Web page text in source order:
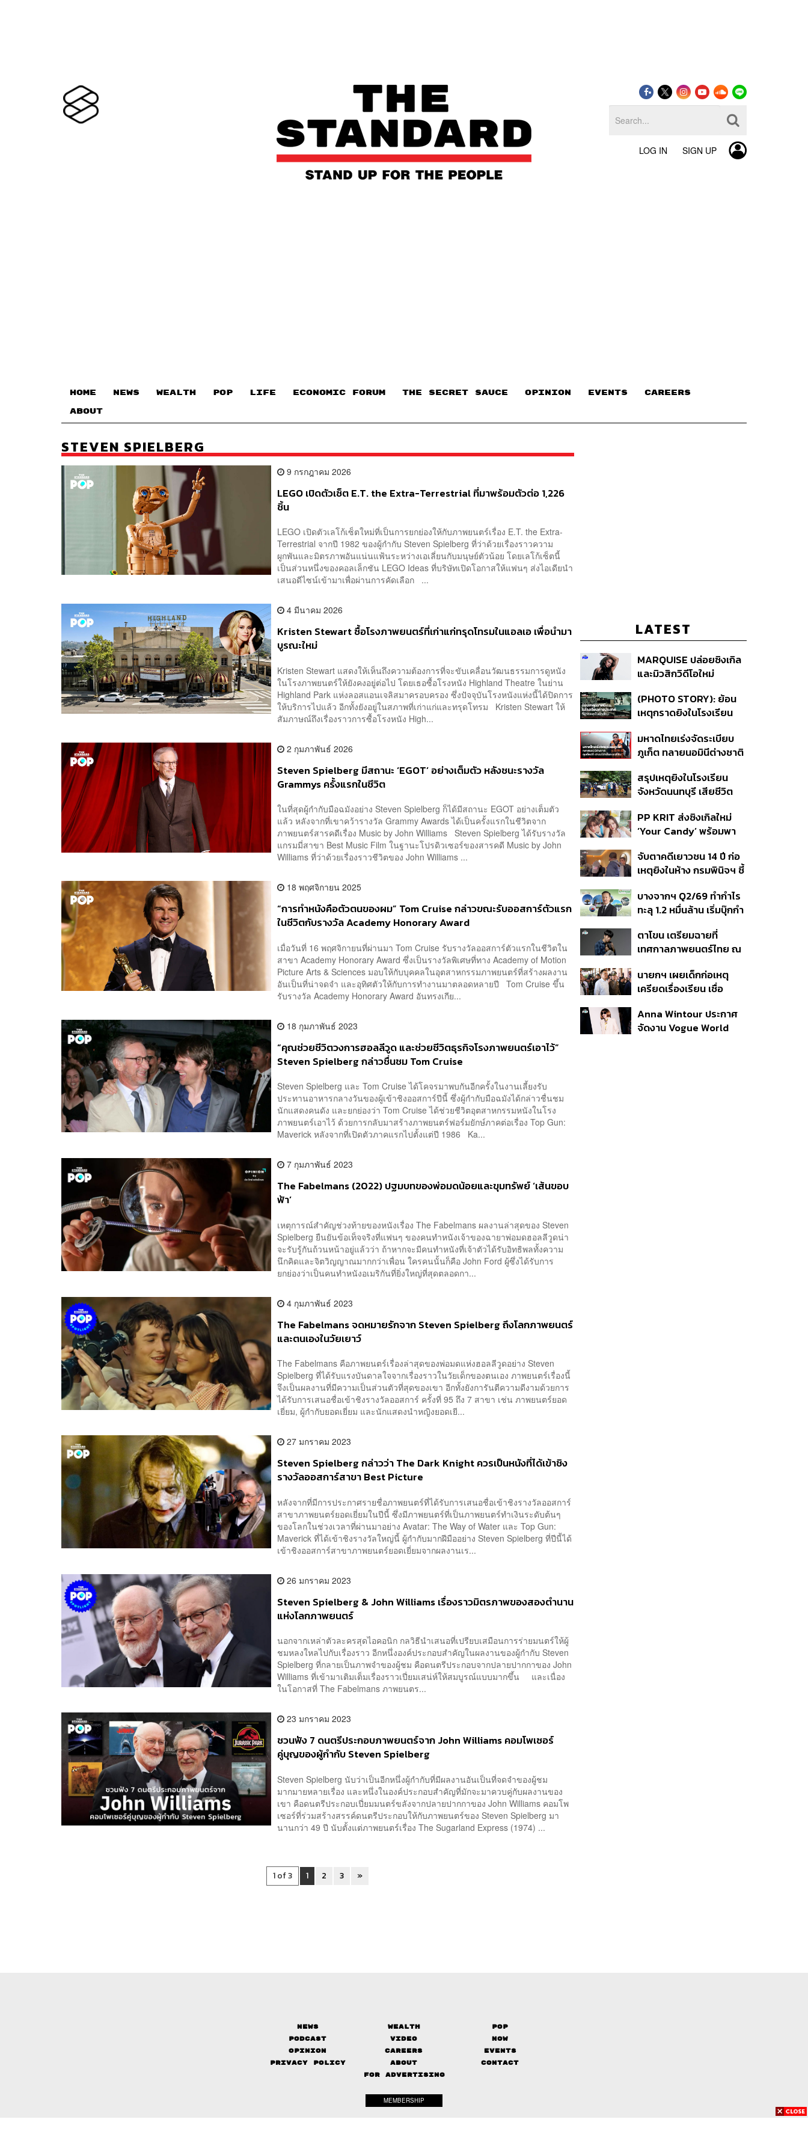
LOG IN SIGN UP
HOME NEWS WEALTH POP LIFE ECONOMIC FORUM THE SECRET SAUCE​ OPINION EVENTS CAREERS
ABOUT
STEVEN SPIELBERG
9 กรกฎาคม 2026
LEGO เปิดตัวเซ็ต E.T. the Extra-Terrestrial ที่มาพร้อมตัวต่อ 1,226
ชิ้น
LEGO เปิดตัวเลโก้เซ็ตใหม่ที่เป็นการยกย่องให้กับภาพยนตร์เรื่อง E.T. the Extra-
Terrestrial จากปี 1982 ของผู้กำกับ Steven Spielberg ที่ว่าด้วยเรื่องราวความ
ผูกพันและมิตรภาพอันแน่นแฟ้นระหว่างเอเลี่ยนกับมนุษย์ตัวน้อย โดยเลโก้เซ็ตนี้
เป็นส่วนหนึ่งของคอลเล็กชัน LEGO Ideas ที่บริษัทเปิดโอกาสให้แฟนๆ ส่งไอเดียนำ
เสนอดีไซน์เข้ามาเพื่อผ่านการคัดเลือก ...
4 มีนาคม 2026
Kristen Stewart ซื้อโรงภาพยนตร์ที่เก่าแก่ทรุดโทรมในแอลเอ เพื่อนำมา
บูรณะใหม่
Kristen Stewart แสดงให้เห็นถึงความต้องการที่จะขับเคลื่อนวัฒนธรรมการดูหนัง
ในโรงภาพยนตร์ให้ยังคงอยู่ต่อไป โดยเธอซื้อโรงหนัง Highland Theatre ในย่าน
Highland Park แห่งลอสแอนเจลิสมาครอบครอง ซึ่งปัจจุบันโรงหนังแห่งนี้ได้ปิดการ
ให้บริการไปแล้ว อีกทั้งยังอยู่ในสภาพที่เก่าแก่และทรุดโทรม Kristen Stewart ให้
สัมภาษณ์ถึงเรื่องราวการซื้อโรงหนัง High...
2 กุมภาพันธ์ 2026
Steven Spielberg มีสถานะ ‘EGOT’ อย่างเต็มตัว หลังชนะรางวัล
Grammys ครั้งแรกในชีวิต
ในที่สุดผู้กำกับมือฉมังอย่าง Steven Spielberg ก็ได้มีสถานะ EGOT อย่างเต็มตัว
แล้ว หลังจากที่เขาคว้ารางวัล Grammy Awards ได้เป็นครั้งแรกในชีวิตจาก
ภาพยนตร์สารคดีเรื่อง Music by John Williams Steven Spielberg ได้รับรางวัล
แกรมมี่สาขา Best Music Film ในฐานะโปรดิวเซอร์ของสารคดี Music by John
Williams ที่ว่าด้วยเรื่องราวชีวิตของ John Williams ...
18 พฤศจิกายน 2025
“การทำหนังคือตัวตนของผม” Tom Cruise กล่าวขณะรับออสการ์ตัวแรก
ในชีวิตกับรางวัล Academy Honorary Award
เมื่อวันที่ 16 พฤศจิกายนที่ผ่านมา Tom Cruise รับรางวัลออสการ์ตัวแรกในชีวิตใน
สาขา Academy Honorary Award ซึ่งเป็นรางวัลพิเศษที่ทาง Academy of Motion
Picture Arts & Sciences มอบให้กับบุคคลในอุตสาหกรรมภาพยนตร์ที่สร้างผลงาน
อันเป็นที่น่าจดจำ และอุทิศตัวให้กับการทำงานมาตลอดหลายปี Tom Cruise ขึ้น
รับรางวัล Academy Honorary Award อันทรงเกีย...
18 กุมภาพันธ์ 2023
“คุณช่วยชีวิตวงการฮอลลีวูด และช่วยชีวิตธุรกิจโรงภาพยนตร์เอาไว้”
Steven Spielberg กล่าวชื่นชม Tom Cruise
Steven Spielberg และ Tom Cruise ได้โคจรมาพบกันอีกครั้งในงานเลี้ยงรับ
ประทานอาหารกลางวันของผู้เข้าชิงออสการ์ปีนี้ ซึ่งผู้กำกับมือฉมังได้กล่าวชื่นชม
นักแสดงคนดัง และยกย่องว่า Tom Cruise ได้ช่วยชีวิตอุตสาหกรรมหนังในโรง
ภาพยนตร์เอาไว้ ด้วยการกลับมาสร้างภาพยนตร์ฟอร์มยักษ์ภาคต่อเรื่อง Top Gun:
Maverick หลังจากที่เปิดตัวภาคแรกไปตั้งแต่ปี 1986 Ka...
7 กุมภาพันธ์ 2023
The Fabelmans (2022) ปฐมบทของพ่อมดน้อยและขุมทรัพย์ ‘เส้นขอบ
ฟ้า’
เหตุการณ์สำคัญช่วงท้ายของหนังเรื่อง The Fabelmans ผลงานล่าสุดของ Steven
Spielberg ยืนยันข้อเท็จจริงที่แฟนๆ ของคนทำหนังเจ้าของฉายาพ่อมดฮอลลีวูดน่า
จะรับรู้กันถ้วนหน้าอยู่แล้วว่า ถ้าหากจะมีคนทำหนังที่เจ้าตัวได้รับอิทธิพลทั้งความ
นึกคิดและจิตวิญญาณมากกว่าเพื่อน ใครคนนั้นก็คือ John Ford ผู้ซึ่งได้รับการ
ยกย่องว่าเป็นคนทำหนังอเมริกันที่ยิ่งใหญ่ที่สุดตลอดกา...
4 กุมภาพันธ์ 2023
The Fabelmans จดหมายรักจาก Steven Spielberg ถึงโลกภาพยนตร์
และตนเองในวัยเยาว์
The Fabelmans คือภาพยนตร์เรื่องล่าสุดของพ่อมดแห่งฮอลลีวูดอย่าง Steven
Spielberg ที่ได้รับแรงบันดาลใจจากเรื่องราวในวัยเด็กของตนเอง ภาพยนตร์เรื่องนี้
จึงเป็นผลงานที่มีความเป็นส่วนตัวที่สุดของเขา อีกทั้งยังการันตีความดีงามด้วยการ
ได้รับการเสนอชื่อเข้าชิงรางวัลออสการ์ ครั้งที่ 95 ถึง 7 สาขา เช่น ภาพยนตร์ยอด
เยี่ยม, ผู้กำกับยอดเยี่ยม และนักแสดงนำหญิงยอดเยี...
27 มกราคม 2023
Steven Spielberg กล่าวว่า The Dark Knight ควรเป็นหนังที่ได้เข้าชิง
รางวัลออสการ์สาขา Best Picture
หลังจากที่มีการประกาศรายชื่อภาพยนตร์ที่ได้รับการเสนอชื่อเข้าชิงรางวัลออสการ์
สาขาภาพยนตร์ยอดเยี่ยมในปีนี้ ซึ่งมีภาพยนตร์ที่เป็นภาพยนตร์ทำเงินระดับต้นๆ
ของโลกในช่วงเวลาที่ผ่านมาอย่าง Avatar: The Way of Water และ Top Gun:
Maverick ที่ได้เข้าชิงรางวัลใหญ่นี้ ผู้กำกับมากฝีมืออย่าง Steven Spielberg ที่ปีนี้ได้
เข้าชิงออสการ์สาขาภาพยนตร์ยอดเยี่ยมจากผลงานเร...
26 มกราคม 2023
Steven Spielberg & John Williams เรื่องราวมิตรภาพของสองตำนาน
แห่งโลกภาพยนตร์
นอกจากเหล่าตัวละครสุดไอคอนิก กลวิธีนำเสนอที่เปรียบเสมือนการร่ายมนตร์ให้ผู้
ชมหลงใหลไปกับเรื่องราว อีกหนึ่งองค์ประกอบสำคัญในผลงานของผู้กำกับ Steven
Spielberg ที่กลายเป็นภาพจำของผู้ชม คือดนตรีประกอบจากปลายปากกาของ John
Williams ที่เข้ามาเติมเต็มเรื่องราวเปี่ยมเสน่ห์ให้สมบูรณ์แบบมากขึ้น และเนื่อง
ในโอกาสที่ The Fabelmans ภาพยนตร...
23 มกราคม 2023
ชวนฟัง 7 ดนตรีประกอบภาพยนตร์จาก John Williams คอมโพเซอร์
คู่บุญของผู้กำกับ Steven Spielberg
Steven Spielberg นับว่าเป็นอีกหนึ่งผู้กำกับที่มีผลงานอันเป็นที่จดจำของผู้ชม
มากมายหลายเรื่อง และหนึ่งในองค์ประกอบสำคัญที่มักจะมาควบคู่กับผลงานของ
เขา คือดนตรีประกอบเปี่ยมมนตร์ขลังจากปลายปากกาของ John Williams คอมโพ
เซอร์ที่ร่วมสร้างสรรค์ดนตรีประกอบให้กับภาพยนตร์ของ Steven Spielberg มา
นานกว่า 49 ปี นับตั้งแต่ภาพยนตร์เรื่อง The Sugarland Express (1974) ...
1 of 3 1 2 3 »
LATEST
MARQUISE ปล่อยซิงเกิล
และมิวสิกวิดีโอใหม่
สัมพันธ์สุด Toxic
(PHOTO STORY): ย้อน
เหตุกราดยิงในโรงเรียน
นักเรียน
มหาดไทยเร่งจัดระเบียบ
ภูเก็ต ทลายนอมินีต่างชาติ
ที่ดิน เคลียร์ใบอนุญาต
โรงแรมค้าง 7 ปี
สรุปเหตุยิงในโรงเรียน
จังหวัดนนทบุรี เสียชีวิต
ปมค้นประวัติคดีกราดยิงที่
สหรัฐฯ
PP KRIT ส่งซิงเกิลใหม่
‘Your Candy’ พร้อมพา
สิกวิดีโอ
จับตาคดีเยาวชน 14 ปี ก่อ
เหตุยิงในห้าง กรมพินิจฯ ชี้
เนื่อง ประเมินปล่อยตัว
บางจากฯ Q2/69 ทำกำไร
ทะลุ 1.2 หมื่นล้าน เริ่มบุ๊กกำ
แรก หนุนรายได้ครึ่งปีทะลุ
3.2 แสนล้าน
ตาโขน เตรียมฉายที่
เทศกาลภาพยนตร์ไทย ณ
นายกฯ เผยเด็กก่อเหตุ
เครียดเรื่องเรียน เชื่อ
กระสุนอีกกว่า 30 นัด หาก
ไม่จบชีวิตตัวเองอาจสูญ
Anna Wintour ประกาศ
จัดงาน Vogue World
News Wealth
Pop
Podcast
Video
Now
Opinion
Careers
Events
Privacy Policy
About
Contact
FOR ADVERTISING
MEMBERSHIP